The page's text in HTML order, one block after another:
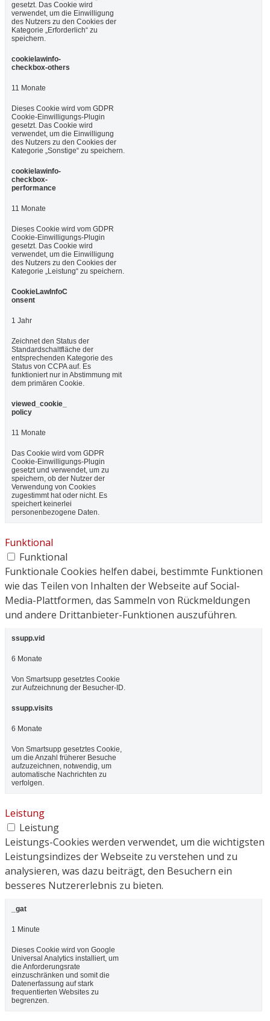
gesetzt. Das Cookie wird
verwendet, um die Einwilligung
des Nutzers zu den Cookies der
Kategorie „Erforderlich“ zu
speichern.
cookielawinfo-
checkbox-others
11 Monate
Dieses Cookie wird vom GDPR
Cookie-Einwilligungs-Plugin
gesetzt. Das Cookie wird
verwendet, um die Einwilligung
des Nutzers zu den Cookies der
Kategorie „Sonstige“ zu speichern.
cookielawinfo-
checkbox-
performance
11 Monate
Dieses Cookie wird vom GDPR
Cookie-Einwilligungs-Plugin
gesetzt. Das Cookie wird
verwendet, um die Einwilligung
des Nutzers zu den Cookies der
Kategorie „Leistung“ zu speichern.
CookieLawInfoC
onsent
1 Jahr
Zeichnet den Status der
Standardschaltfläche der
entsprechenden Kategorie des
Status von CCPA auf. Es
funktioniert nur in Abstimmung mit
dem primären Cookie.
viewed_cookie_
policy
11 Monate
Das Cookie wird vom GDPR
Cookie-Einwilligungs-Plugin
gesetzt und verwendet, um zu
speichern, ob der Nutzer der
Verwendung von Cookies
zugestimmt hat oder nicht. Es
speichert keinerlei
personenbezogene Daten.
Funktional
Funktional
Funktionale Cookies helfen dabei, bestimmte Funktionen
wie das Teilen von Inhalten der Webseite auf Social-
Media-Plattformen, das Sammeln von Rückmeldungen
und andere Drittanbieter-Funktionen auszuführen.
ssupp.vid
6 Monate
Von Smartsupp gesetztes Cookie
zur Aufzeichnung der Besucher-ID.
ssupp.visits
6 Monate
Von Smartsupp gesetztes Cookie,
um die Anzahl früherer Besuche
aufzuzeichnen, notwendig, um
automatische Nachrichten zu
verfolgen.
Leistung
Leistung
Leistungs-Cookies werden verwendet, um die wichtigsten
Leistungsindizes der Webseite zu verstehen und zu
analysieren, was dazu beiträgt, den Besuchern ein
besseres Nutzererlebnis zu bieten.
_gat
1 Minute
Dieses Cookie wird von Google
Universal Analytics installiert, um
die Anforderungsrate
einzuschränken und somit die
Datenerfassung auf stark
frequentierten Websites zu
begrenzen.